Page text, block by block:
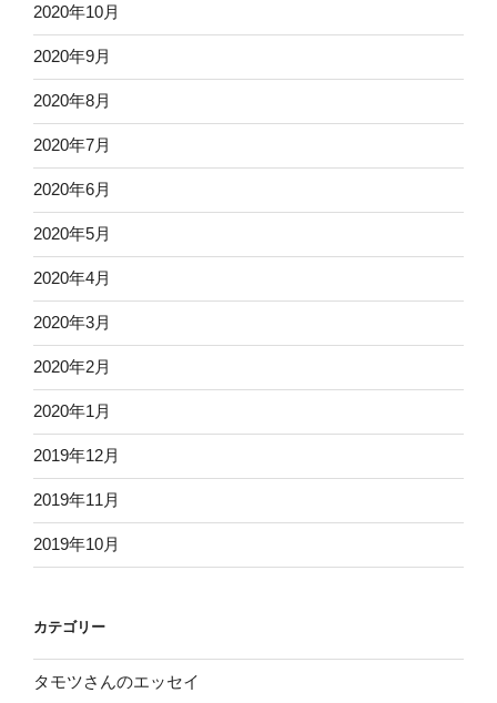
2020年10月
2020年9月
2020年8月
2020年7月
2020年6月
2020年5月
2020年4月
2020年3月
2020年2月
2020年1月
2019年12月
2019年11月
2019年10月
カテゴリー
タモツさんのエッセイ